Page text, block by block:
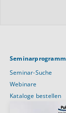
Seminarprogramm
Seminar-Suche
Webinare
Kataloge bestellen